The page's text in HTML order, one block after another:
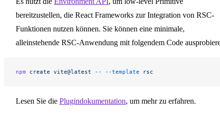
bereitzustellen, die React Frameworks zur Integration von RSC-
Funktionen nutzen können. Sie können eine minimale,
alleinstehende RSC-Anwendung mit folgendem Code
npm create vite@latest -- --template rsc
Lesen Sie die Plugindokumentation, um mehr zu erfahren.